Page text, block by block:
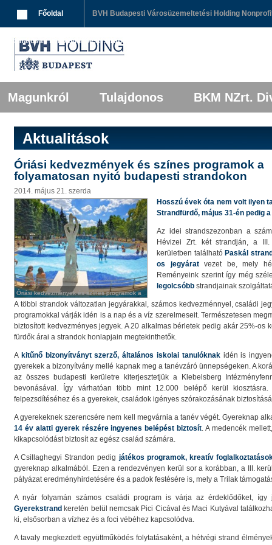
Tovább az elsődleges tartalomra
Tovább a másodlagos tartalomra
Magunkról Tulajdonos BKM NZrt.
BreadcrumbsFőoldal BVH Budapesti Városüzemeltetési Holding
folyamatosan nyitó budapesti strandokon
Aktualitások
Óriási kedvezmények és színes programok a
folyamatosan nyitó budapesti strandokon
2014. május 21. szerda
Óriási kedvezmények és színes programok a
folyamatosan nyitó budapesti strandokon
Óriási kedvezmények és színes programok a
folyamatosan nyitó budapesti strandokon
Hosszú évek óta nem volt ilyen
Strandfürdő, május 31-én pedig
Az idei strandszezonban a
Hévizei Zrt. két strandján, a
kerületben található Paskál
os jegyáratvezet be, mely
Reményeink szerint így még
legolcsóbb strandjainak
A többi strandok változatlan jegyárakkal, számos kedvezménnyel, családi
programokkal várják idén is a nap és a víz szerelmeseit. Természetesen
biztosított kedvezményes jegyek. A 20 alkalmas bérletek pedig akár 25%-os
fürdők árai a strandok honlapjain megtekinthetők.
A kitűnő bizonyítványt szerző, általános iskolai tanulóknakidén is
gyerekek a bizonyítvány mellé kapnak meg a tanévzáró ünnepségeken. A
az összes budapesti kerületre kiterjesztetjük a Klebelsberg
bevonásával. Így várhatóan több mint 12.000 belépő kerül
felpezsdítéséhez és a gyerekek, családok igényes szórakozásának
A gyerekeknek szerencsére nem kell megvárnia a tanév végét. Gyereknap
14 év alatti gyerek részére ingyenes belépést biztosít. A medencék
kikapcsolódást biztosít az egész család számára.
A Csillaghegyi Strandon pedig játékos programok, kreatív
gyereknap alkalmából. Ezen a rendezvényen kerül sor a korábban, a III.
pályázat eredményhirdetésére és a padok festésére is, mely a Trilak
A nyár folyamán számos családi program is várja az érdeklődőket,
Gyerekstrand keretén belül nemcsak Pici Cicával és Maci Kutyával
ki, elsősorban a vízhez és a foci vébéhez kapcsolódva.
A tavaly megkezdett együttműködés folytatásaként, a hétvégi strand